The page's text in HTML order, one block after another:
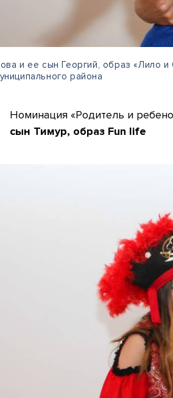
и ее сын Георгий, образ «Лило
района
Номинация «Родитель и
сын Тимур, образ Fun life